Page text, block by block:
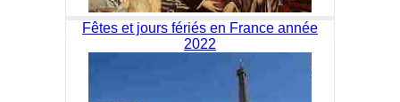
Fêtes et jours fériés en France année
2022